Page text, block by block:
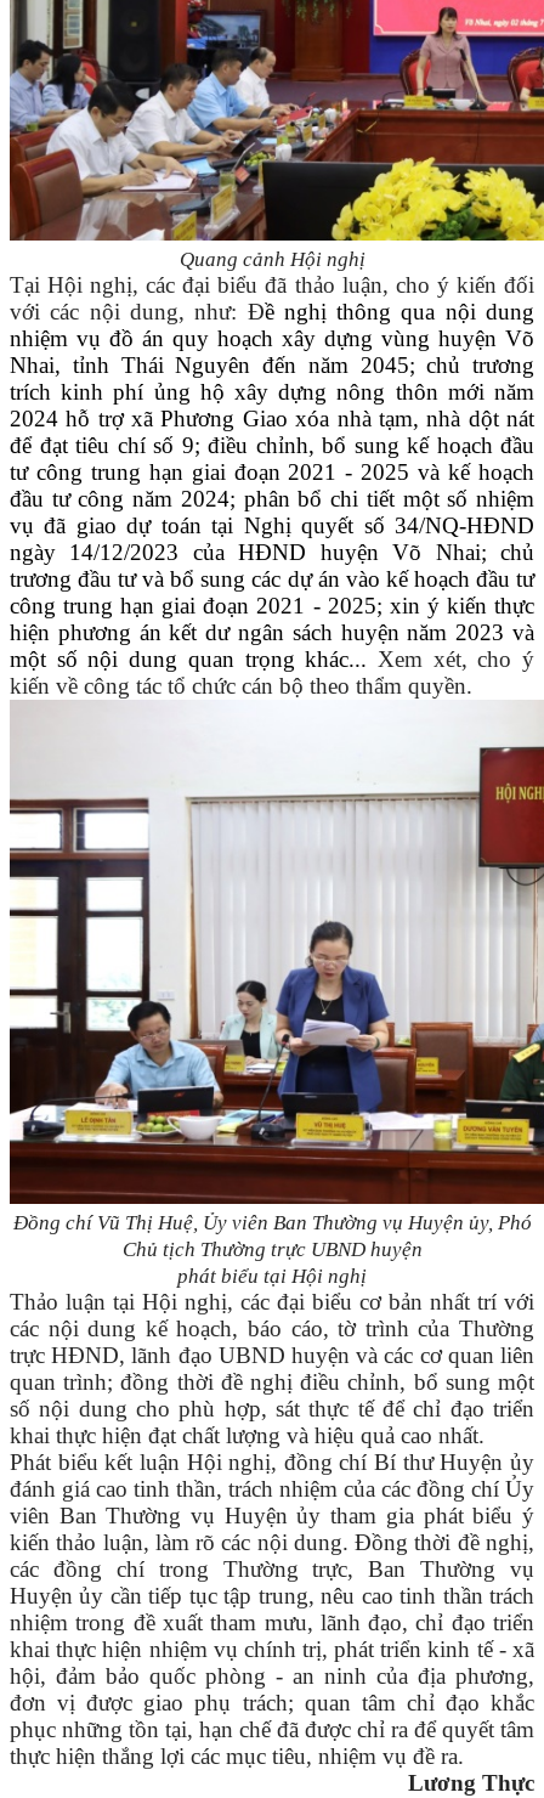
Quang cảnh Hội nghị
Tại Hội nghị, các đại biểu đã thảo luận, cho ý kiến đối
với các nội dung, như: Đề nghị thông qua nội dung
nhiệm vụ đồ án quy hoạch xây dựng vùng huyện Võ
Nhai, tỉnh Thái Nguyên đến năm 2045; chủ trương
trích kinh phí ủng hộ xây dựng nông thôn mới năm
2024 hỗ trợ xã Phương Giao xóa nhà tạm, nhà dột nát
để đạt tiêu chí số 9; điều chỉnh, bổ sung kế hoạch đầu
tư công trung hạn giai đoạn 2021 - 2025 và kế hoạch
đầu tư công năm 2024; phân bổ chi tiết một số nhiệm
vụ đã giao dự toán tại Nghị quyết số 34/NQ-HĐND
ngày 14/12/2023 của HĐND huyện Võ Nhai; chủ
trương đầu tư và bổ sung các dự án vào kế hoạch đầu tư
công trung hạn giai đoạn 2021 - 2025; xin ý kiến thực
hiện phương án kết dư ngân sách huyện năm 2023 và
một số nội dung quan trọng khác... Xem xét, cho ý
kiến về công tác tổ chức cán bộ theo thẩm quyền.
Đồng chí Vũ Thị Huệ, Ủy viên Ban Thường vụ Huyện ủy, Phó
Chủ tịch Thường trực UBND huyện
phát biểu tại Hội nghị
Thảo luận tại Hội nghị, các đại biểu cơ bản nhất trí với
các nội dung kế hoạch, báo cáo, tờ trình của Thường
trực HĐND, lãnh đạo UBND huyện và các cơ quan liên
quan trình; đồng thời đề nghị điều chỉnh, bổ sung một
số nội dung cho phù hợp, sát thực tế để chỉ đạo triển
khai thực hiện đạt chất lượng và hiệu quả cao nhất.
Phát biểu kết luận Hội nghị, đồng chí Bí thư Huyện ủy
đánh giá cao tinh thần, trách nhiệm của các đồng chí Ủy
viên Ban Thường vụ Huyện ủy tham gia phát biểu ý
kiến thảo luận, làm rõ các nội dung. Đồng thời đề nghị,
các đồng chí trong Thường trực, Ban Thường vụ
Huyện ủy cần tiếp tục tập trung, nêu cao tinh thần trách
nhiệm trong đề xuất tham mưu, lãnh đạo, chỉ đạo triển
khai thực hiện nhiệm vụ chính trị, phát triển kinh tế - xã
hội, đảm bảo quốc phòng - an ninh của địa phương,
đơn vị được giao phụ trách; quan tâm chỉ đạo khắc
phục những tồn tại, hạn chế đã được chỉ ra để quyết tâm
thực hiện thắng lợi các mục tiêu, nhiệm vụ đề ra.
Lương Thực